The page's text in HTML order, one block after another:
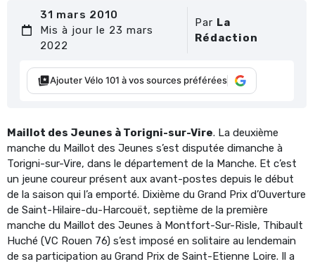
31 mars 2010
Mis à jour le 23 mars
2022
Par La
Rédaction
Ajouter Vélo 101 à vos sources préférées
Maillot des Jeunes à Torigni-sur-Vire. La deuxième
manche du Maillot des Jeunes s’est disputée dimanche à
Torigni-sur-Vire, dans le département de la Manche. Et c’est
un jeune coureur présent aux avant-postes depuis le début
de la saison qui l’a emporté. Dixième du Grand Prix d’Ouverture
de Saint-Hilaire-du-Harcouët, septième de la première
manche du Maillot des Jeunes à Montfort-Sur-Risle, Thibault
Huché (VC Rouen 76) s’est imposé en solitaire au lendemain
de sa participation au Grand Prix de Saint-Etienne Loire. Il a